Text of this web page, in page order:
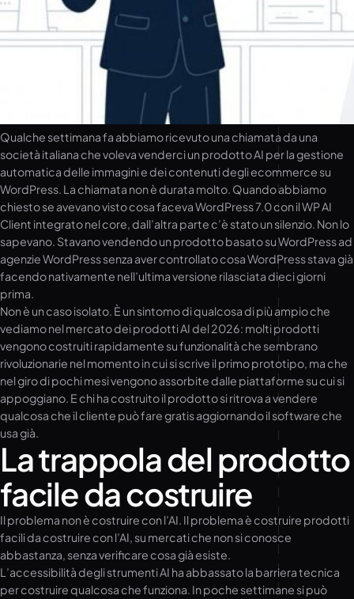
Qualche settimana fa abbiamo ricevuto una chiamata da una
società italiana che voleva venderci un prodotto AI per la gestione
automatica delle immagini e dei contenuti degli ecommerce su
WordPress. La chiamata non è durata molto. Quando abbiamo
chiesto se avevano visto cosa faceva WordPress 7.0 con il WP AI
Client integrato nel core, dall’altra parte c’è stato un silenzio. Non lo
sapevano. Stavano vendendo un prodotto basato su WordPress ad
agenzie WordPress senza aver controllato cosa WordPress stava già
facendo nativamente nell’ultima versione rilasciata dieci giorni
prima.
Non è un caso isolato. È un sintomo di qualcosa di più ampio che
vediamo nel mercato dei prodotti AI del 2026: molti prodotti
vengono costruiti rapidamente su funzionalità che sembrano
rivoluzionarie nel momento in cui si scrive il primo prototipo, ma che
nel giro di pochi mesi vengono assorbite dalle piattaforme su cui si
appoggiano. E chi ha costruito il prodotto si ritrova a vendere
qualcosa che il cliente può fare gratis aggiornando il software che
usa già.
La trappola del prodotto
facile da costruire
Il problema non è costruire con l’AI. Il problema è costruire prodotti
facili da costruire con l’AI, su mercati che non si conosce
abbastanza, senza verificare cosa già esiste.
L’accessibilità degli strumenti AI ha abbassato la barriera tecnica
per costruire qualcosa che funziona. In poche settimane si può